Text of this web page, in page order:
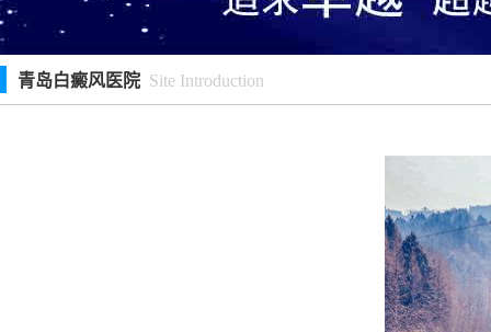
青岛白癜风医院 Site Introduction